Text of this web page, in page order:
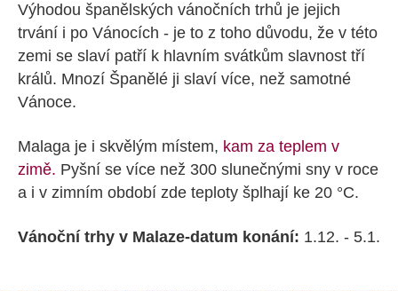
Výhodou španělských vánočních trhů je jejich
trvání i po Vánocích - je to z toho důvodu, že v této
zemi se slaví patří k hlavním svátkům slavnost tří
králů. Mnozí Španělé ji slaví více, než samotné
Vánoce.
Malaga je i skvělým místem, kam za teplem v
zimě. Pyšní se více než 300 slunečnými sny v roce
a i v zimním období zde teploty šplhají ke 20 °C.
Vánoční trhy v Malaze-datum konání: 1.12. - 5.1.